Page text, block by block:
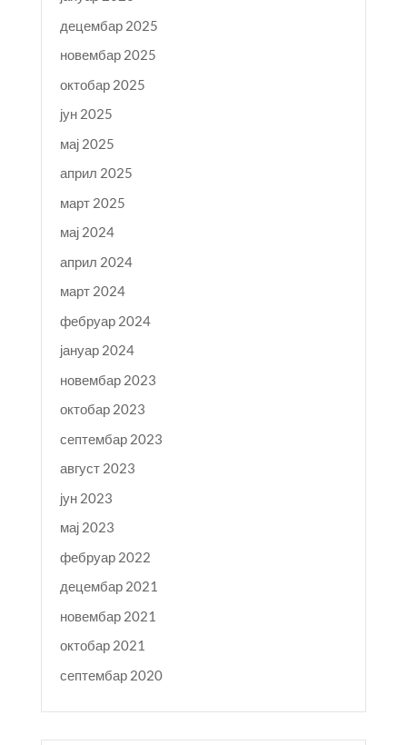
децембар 2025
новембар 2025
октобар 2025
јун 2025
мај 2025
април 2025
март 2025
мај 2024
април 2024
март 2024
фебруар 2024
јануар 2024
новембар 2023
октобар 2023
септембар 2023
август 2023
јун 2023
мај 2023
фебруар 2022
децембар 2021
новембар 2021
октобар 2021
септембар 2020